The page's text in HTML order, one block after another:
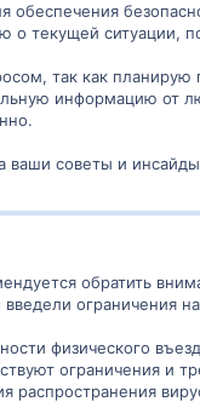
обеспечения
о текущей ситуации,
так как
информацию
ваши советы и
обратить
ограничения
физического
ограничения и
распространения